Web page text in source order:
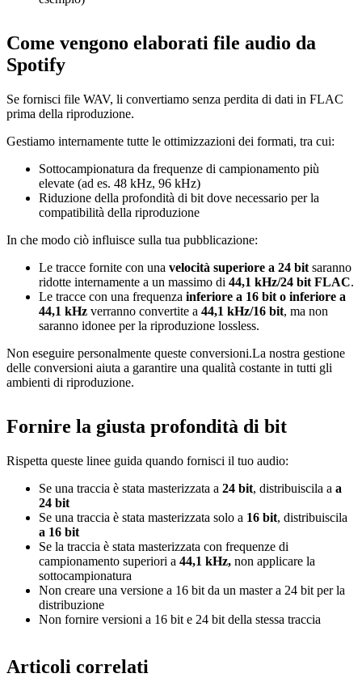
Come vengono elaborati file audio da
Spotify
Se fornisci file WAV, li convertiamo senza perdita di dati in FLAC
prima della riproduzione.
Gestiamo internamente tutte le ottimizzazioni dei formati, tra cui:
Sottocampionatura da frequenze di campionamento più
elevate (ad es. 48 kHz, 96 kHz)
Riduzione della profondità di bit dove necessario per la
compatibilità della riproduzione
In che modo ciò influisce sulla tua pubblicazione:
Le tracce fornite con una velocità superiore a 24 bit saranno
ridotte internamente a un massimo di 44,1 kHz/24 bit FLAC.
Le tracce con una frequenza inferiore a 16 bit o inferiore a
44,1 kHz verranno convertite a 44,1 kHz/16 bit, ma non
saranno idonee per la riproduzione lossless.
Non eseguire personalmente queste conversioni.La nostra gestione
delle conversioni aiuta a garantire una qualità costante in tutti gli
ambienti di riproduzione.
Fornire la giusta profondità di bit
Rispetta queste linee guida quando fornisci il tuo audio:
Se una traccia è stata masterizzata a 24 bit, distribuiscila a a
24 bit
Se una traccia è stata masterizzata solo a 16 bit, distribuiscila
a 16 bit
Se la traccia è stata masterizzata con frequenze di
campionamento superiori a 44,1 kHz, non applicare la
sottocampionatura
Non creare una versione a 16 bit da un master a 24 bit per la
distribuzione
Non fornire versioni a 16 bit e 24 bit della stessa traccia
Articoli correlati